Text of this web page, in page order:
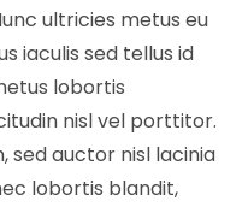
ultricies metus eu
iaculis sed tellus id
lobortis
nisl vel porttitor.
auctor nisl lacinia
lobortis blandit,